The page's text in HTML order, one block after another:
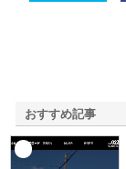
おすすめ記事